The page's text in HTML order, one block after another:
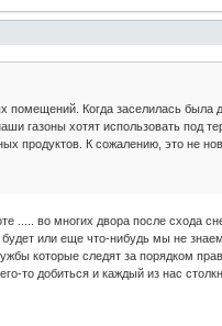
помещений. Когда заселилась была
газоны хотят использовать под
продуктов. К сожалению, это не
..... во многих двора после схода
будет или еще что-нибудь мы не
которые следят за порядком
то добиться и каждый из нас